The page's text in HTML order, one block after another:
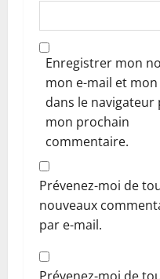
Enregistrer mon
mon e-mail et
dans le navigateur
mon prochain
commentaire.
Prévenez-moi de
nouveaux
par e-mail.